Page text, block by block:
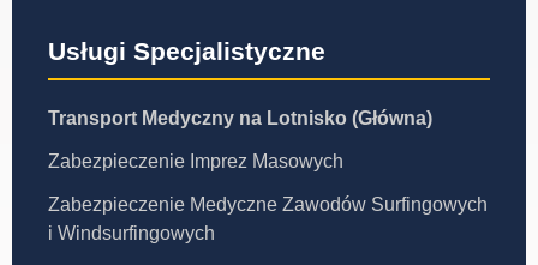
Usługi Specjalistyczne
Transport Medyczny na Lotnisko (Główna)
Zabezpieczenie Imprez Masowych
Zabezpieczenie Medyczne Zawodów Surfingowych
i Windsurfingowych